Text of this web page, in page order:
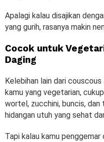
Apalagi kalau disajikan
yang gurih, rasanya makin
Cocok untuk
Daging
Kelebihan lain dari
kamu yang vegetarian,
wortel, zucchini, buncis,
hidangan utuh yang sehat
Tapi kalau kamu